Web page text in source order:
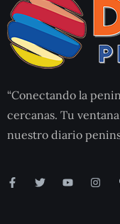
“Conectando la
cercanas. Tu
nuestro diario